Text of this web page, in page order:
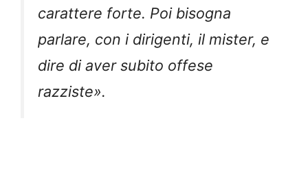
carattere forte. Poi bisogna
parlare, con i dirigenti, il mister, e
dire di aver subito offese
razziste».